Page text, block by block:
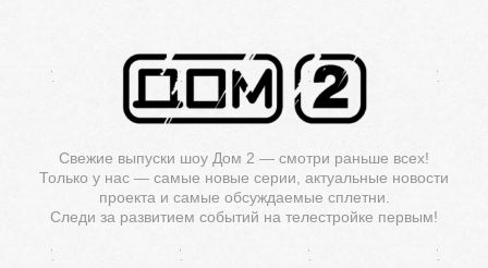
Свежие выпуски шоу Дом 2 — смотри раньше всех!
Только у нас — самые новые серии, актуальные новости
проекта и самые обсуждаемые сплетни.
Следи за развитием событий на телестройке первым!